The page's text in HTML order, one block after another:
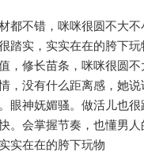
都不错，咪咪很圆不大不
踏实，实实在在的胯下玩
，修长苗条，咪咪很圆
，没有什么距离感，她说
眼神妩媚骚。做活儿也
。会掌握节奏，也懂男人
实在在的胯下玩物